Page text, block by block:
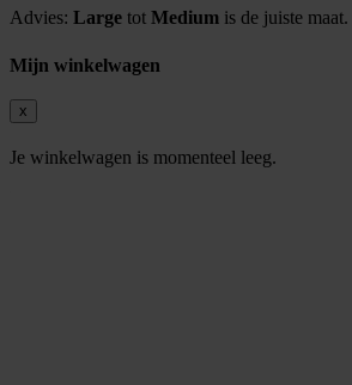
Advies: Large tot Medium is de juiste maat.
Mijn winkelwagen
x
Je winkelwagen is momenteel leeg.